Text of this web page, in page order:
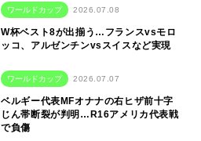
ワールドカップ 2026.07.08
W杯ベスト8が出揃う…フランスvsモロ
ッコ、アルゼンチンvsスイスなど実現
ワールドカップ 2026.07.07
ベルギー代表MFオナナの右ヒザ前十字
じん帯断裂が判明…R16アメリカ代表戦
で負傷